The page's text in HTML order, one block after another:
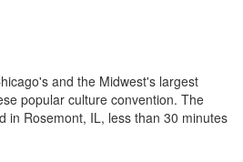
and the Midwest's largest
popular culture convention. The
in Rosemont, IL, less than 30 minutes